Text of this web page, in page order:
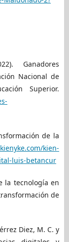
Ganadores
Nacional de
Superior.
de la
kien-
luis-betancur
la tecnología en
de
Diez, M. C. y